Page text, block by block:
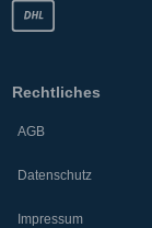
Rechtliches
AGB
Datenschutz
Impressum